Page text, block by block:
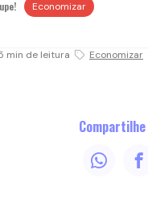
Economizar
min de leitura Economizar